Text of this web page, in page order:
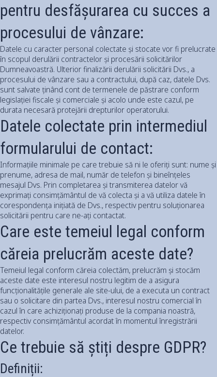
pentru desfășurarea cu succes a
procesului de vânzare:
Datele cu caracter personal colectate și stocate vor fi prelucrate
în scopul derulării contractelor și procesării solicitărilor
Dumneavoastră. Ulterior finalizării derulării solicitării Dvs., a
procesului de vânzare sau a contractului, după caz, datele Dvs.
sunt salvate ținând cont de termenele de păstrare conform
legislației fiscale și comerciale și acolo unde este cazul, pe
durata necesară protejării drepturilor operatorului.
Datele colectate prin intermediul
formularului de contact:
Informațiile minimale pe care trebuie să ni le oferiți sunt: nume și
prenume, adresa de mail, număr de telefon și bineînțeles
mesajul Dvs. Prin completarea și transmiterea datelor vă
exprimați consimțământul de vă colecta și a vă utiliza datele în
corespondența inițiată de Dvs., respectiv pentru soluționarea
solicitării pentru care ne-ați contactat.
Care este temeiul legal conform
căreia prelucrăm aceste date?
Temeiul legal conform căreia colectăm, prelucrăm și stocăm
aceste date este interesul nostru legitim de a asigura
funcționalitățile generale ale site-ului, de a executa un contract
sau o solicitare din partea Dvs., interesul nostru comercial în
cazul în care achiziționați produse de la compania noastră,
respectiv consimțământul acordat în momentul înregistrării
datelor.
Ce trebuie să știți despre GDPR?
Definiții: